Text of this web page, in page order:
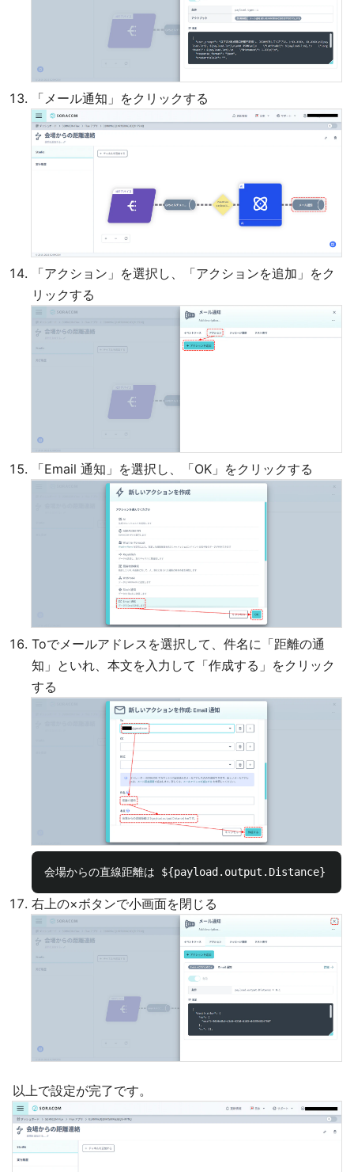
「メール通知」をクリックする
「アクション」を選択し、「アクションを追加」をク
リックする
「Email 通知」を選択し、「OK」をクリックする
Toでメールアドレスを選択して、件名に「距離の通
知」といれ、本文を入力して「作成する」をクリック
する
右上の×ボタンで小画面を閉じる
以上で設定が完了です。